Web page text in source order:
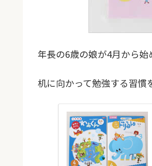
年長の6歳の娘が4月から始
机に向かって勉強する習慣